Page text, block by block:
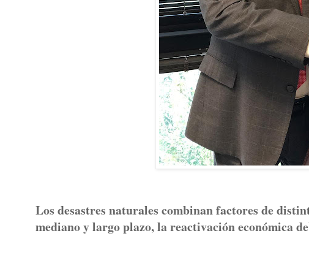
Los desastres naturales combinan factores de
mediano y largo plazo, la reactivación económica